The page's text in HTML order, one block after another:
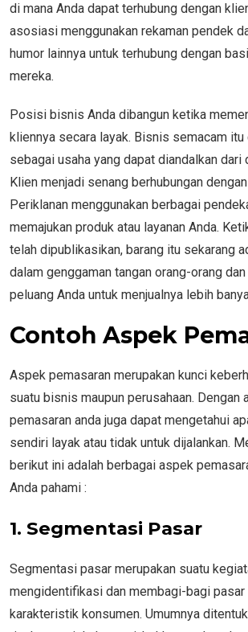
di mana Anda dapat terhubung dengan
asosiasi menggunakan rekaman pendek
humor lainnya untuk terhubung dengan
mereka.
Posisi bisnis Anda dibangun ketika
kliennya secara layak. Bisnis semacam itu
sebagai usaha yang dapat diandalkan dari
Klien menjadi senang berhubungan
Periklanan menggunakan berbagai
memajukan produk atau layanan Anda.
telah dipublikasikan, barang itu sekarang
dalam genggaman tangan orang-orang
peluang Anda untuk menjualnya lebih
Contoh Aspek
Aspek pemasaran merupakan kunci
suatu bisnis maupun perusahaan. Dengan
pemasaran anda juga dapat mengetahui
sendiri layak atau tidak untuk dijalankan.
berikut ini adalah berbagai aspek
Anda pahami :
1. Segmentasi Pasar
Segmentasi pasar merupakan suatu
mengidentifikasi dan membagi-bagi pasar
karakteristik konsumen. Umumnya